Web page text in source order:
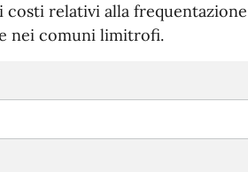
costi relativi alla
nei comuni limitrofi.